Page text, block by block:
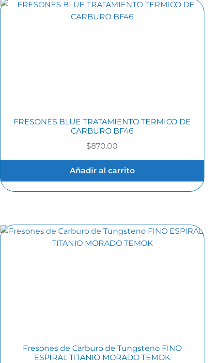
FRESONES BLUE TRATAMIENTO TERMICO DE
CARBURO BF46
$870.00
Añadir al carrito
Fresones de Carburo de Tungsteno FINO
ESPIRAL TITANIO MORADO TEMOK